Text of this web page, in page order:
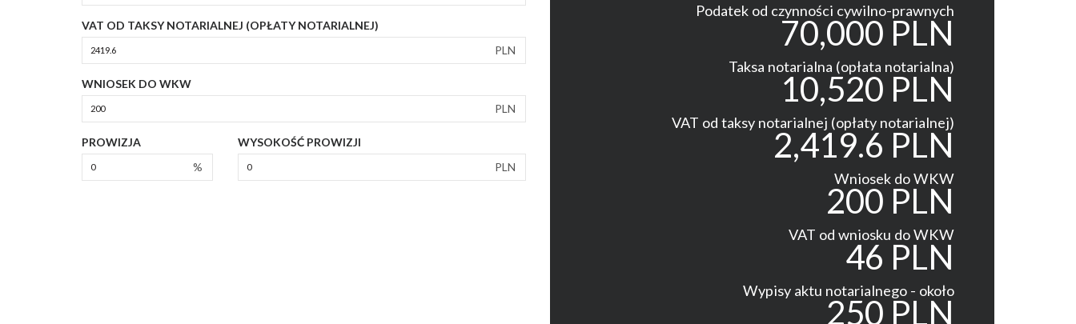
VAT OD TAKSY NOTARIALNEJ (OPŁATY NOTARIALNEJ)
PLN
WNIOSEK DO WKW
PLN
PROWIZJA
%
WYSOKOŚĆ PROWIZJI
PLN
Podatek od czynności cywilno-prawnych
70,000 PLN
Taksa notarialna (opłata notarialna)
10,520 PLN
VAT od taksy notarialnej (opłaty notarialnej)
2,419.6 PLN
Wniosek do WKW
200 PLN
VAT od wniosku do WKW
46 PLN
Wypisy aktu notarialnego - około
250 PLN